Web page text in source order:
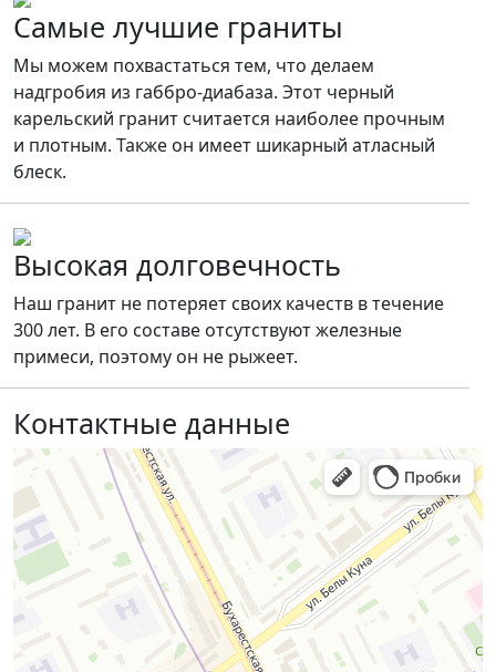
Самые лучшие граниты
Мы можем похвастаться тем, что делаем
надгробия из габбро-диабаза. Этот черный
карельский гранит считается наиболее прочным
и плотным. Также он имеет шикарный атласный
блеск.
Высокая долговечность
Наш гранит не потеряет своих качеств в течение
300 лет. В его составе отсутствуют железные
примеси, поэтому он не рыжеет.
Контактные данные